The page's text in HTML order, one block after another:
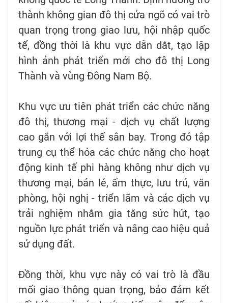
thành không gian đô thị cửa ngõ có vai trò
quan trọng trong giao lưu, hội nhập quốc
tế, đồng thời là khu vực dẫn dắt, tạo lập
hình ảnh phát triển mới cho đô thị Long
Thành và vùng Đông Nam Bộ.
Khu vực ưu tiên phát triển các chức năng
đô thị, thương mại - dịch vụ chất lượng
cao gắn với lợi thế sân bay. Trong đó tập
trung cụ thể hóa các chức năng cho hoạt
động kinh tế phi hàng không như dịch vụ
thương mại, bán lẻ, ẩm thực, lưu trú, văn
phòng, hội nghị - triển lãm và các dịch vụ
trải nghiệm nhằm gia tăng sức hút, tạo
nguồn lực phát triển và nâng cao hiệu quả
sử dụng đất.
Đồng thời, khu vực này có vai trò là đầu
mối giao thông quan trọng, bảo đảm kết